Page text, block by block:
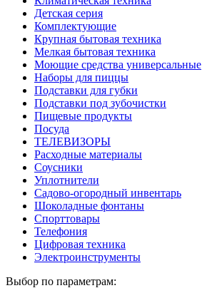
Детская серия
Комплектующие
Крупная бытовая техника
Мелкая бытовая техника
Моющие средства универсальные
Наборы для пиццы
Подставки для губки
Подставки под зубочистки
Пищевые продукты
Посуда
ТЕЛЕВИЗОРЫ
Расходные материалы
Соусники
Уплотнители
Садово-огородный инвентарь
Шоколадные фонтаны
Спорттовары
Телефония
Цифровая техника
Электроинструменты
Выбор по параметрам: